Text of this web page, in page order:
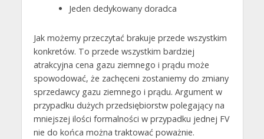
Jeden dedykowany doradca
Jak możemy przeczytać brakuje przede wszystkim
konkretów. To przede wszystkim bardziej
atrakcyjna cena gazu ziemnego i prądu może
spowodować, że zachęceni zostaniemy do zmiany
sprzedawcy gazu ziemnego i prądu. Argument w
przypadku dużych przedsiębiorstw polegający na
mniejszej ilości formalności w przypadku jednej FV
nie do końca można traktować poważnie.